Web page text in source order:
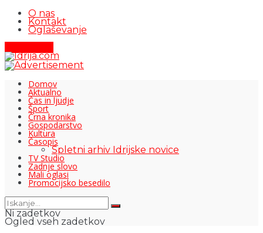
O nas
Kontakt
Oglaševanje
Domov
Aktualno
Čas in ljudje
Šport
Črna kronika
Gospodarstvo
Kultura
Časopis
Spletni arhiv Idrijske novice
TV Studio
Zadnje slovo
Mali oglasi
Promocijsko besedilo
Ni zadetkov
Ogled vseh zadetkov